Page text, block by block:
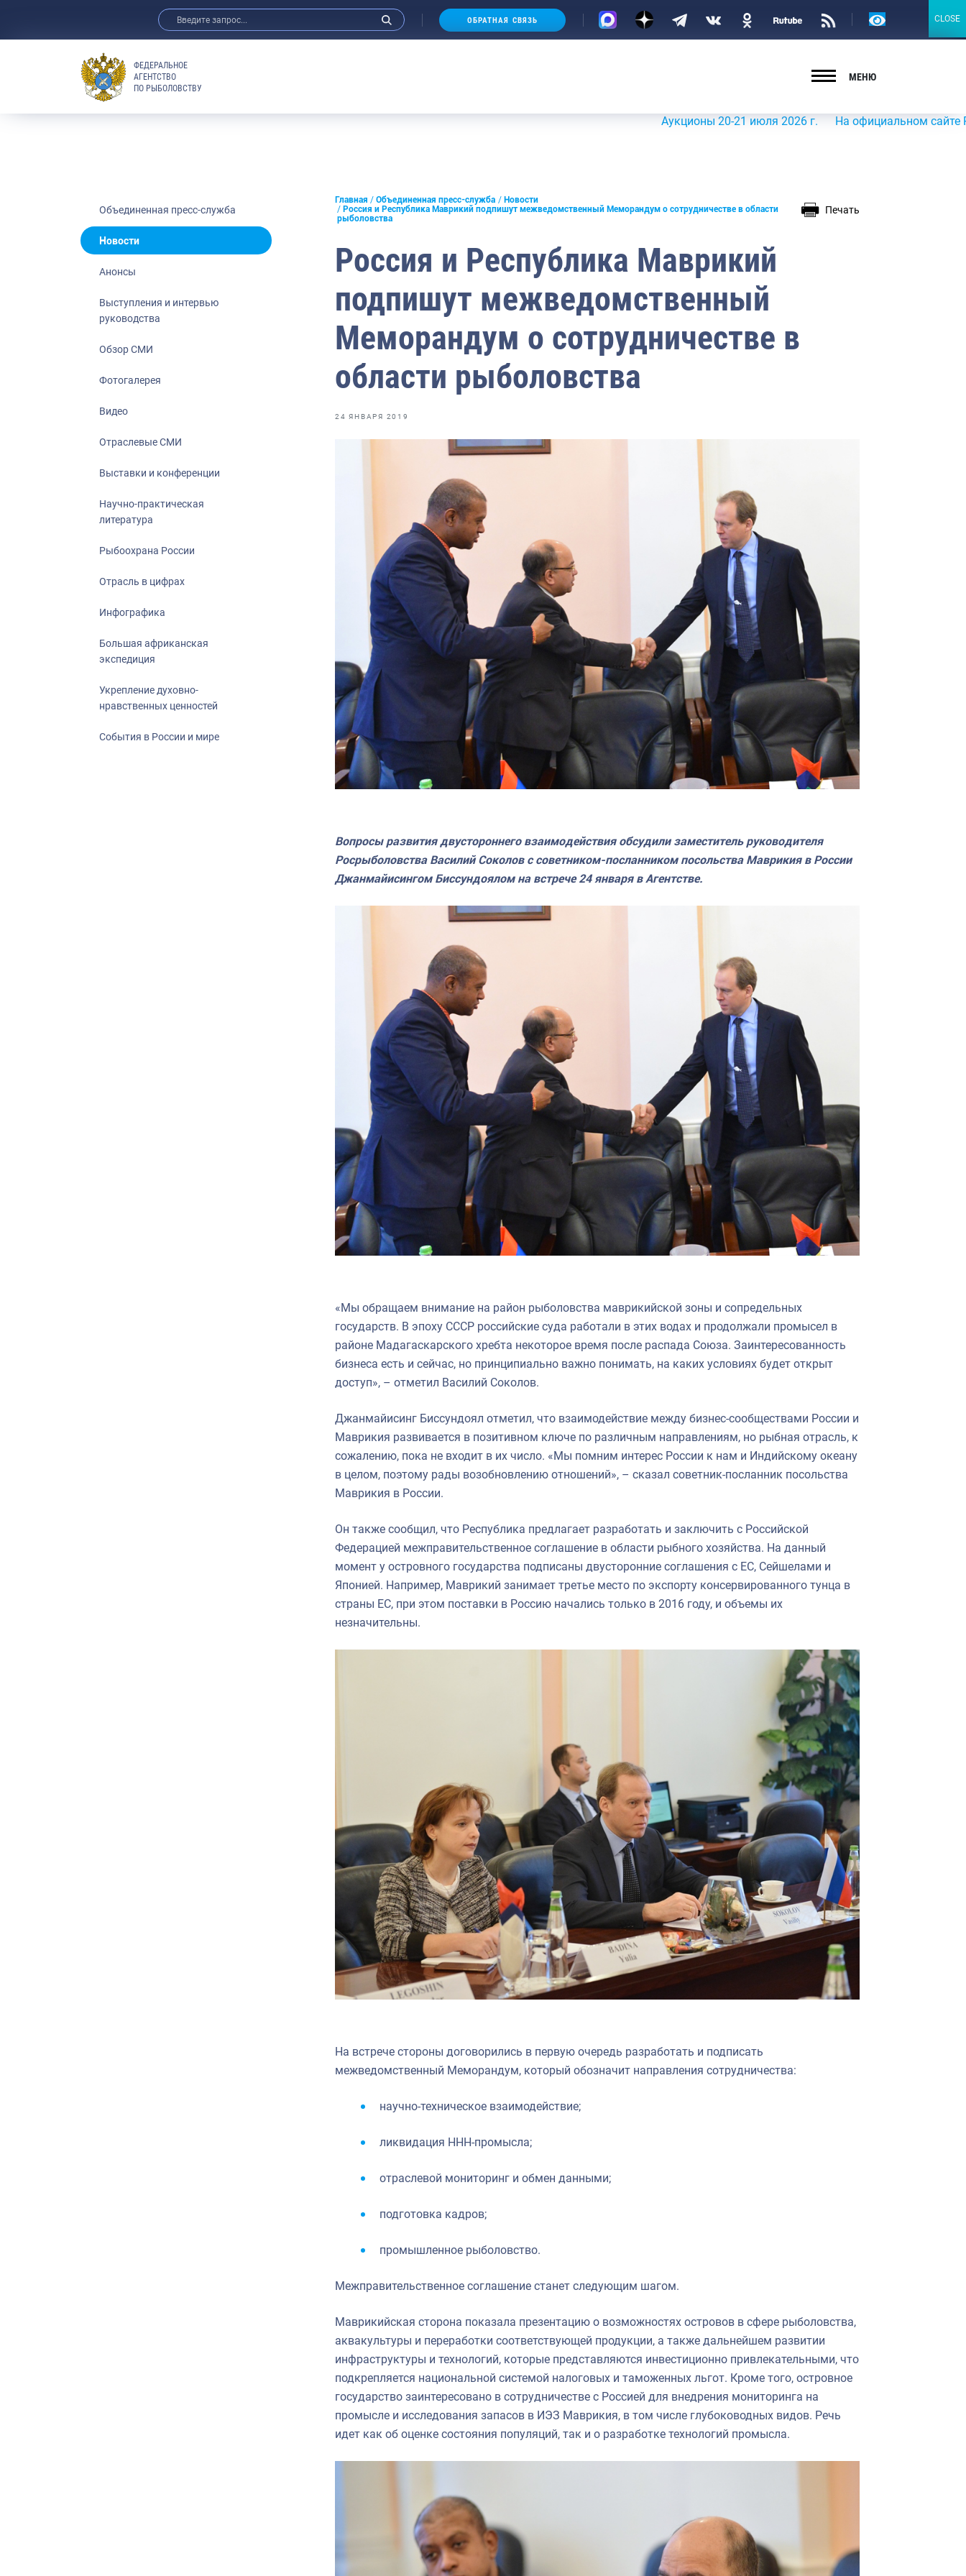
Анонсы
Отраслевые СМИ
Выставки и конференции
Отрасль в цифрах
Большая африканская экспедиция
ОБРАТНАЯ СВЯЗЬ
Версия
ФЕДЕРАЛЬНОЕ
АГЕНТСТВО
ПО РЫБОЛОВСТВУ
МЕНЮ
Аукционы 20-21 июля 2026 г. На официальном сайте
Объединенная пресс-служба
Новости
Анонсы
Выступления и интервью
руководства
Обзор СМИ
Фотогалерея
Видео
Отраслевые СМИ
Выставки и конференции
Научно-практическая
литература
Рыбоохрана России
Отрасль в цифрах
Инфографика
Большая африканская
экспедиция
Укрепление духовно-
нравственных ценностей
События в России и мире
Главная Объединенная пресс-служба
Новости
Россия и Республика Маврикий подпишут межведомственный Меморандум о сотрудничестве в области
рыболовства
Печать
Россия и Республика Маврикий
подпишут межведомственный
Меморандум о сотрудничестве в
области рыболовства
24 ЯНВАРЯ 2019
Вопросы развития двустороннего взаимодействия обсудили заместитель руководителя
Росрыболовства Василий Соколов с советником-посланником посольства Маврикия в России
Джанмайисингом Биссундоялом на встрече 24 января в Агентстве.
«Мы обращаем внимание на район рыболовства маврикийской зоны и сопредельных
государств. В эпоху СССР российские суда работали в этих водах и продолжали промысел в
районе Мадагаскарского хребта некоторое время после распада Союза. Заинтересованность
бизнеса есть и сейчас, но принципиально важно понимать, на каких условиях будет открыт
доступ», – отметил Василий Соколов.
Джанмайисинг Биссундоял отметил, что взаимодействие между бизнес-сообществами России и
Маврикия развивается в позитивном ключе по различным направлениям, но рыбная отрасль, к
сожалению, пока не входит в их число. «Мы помним интерес России к нам и Индийскому океану
в целом, поэтому рады возобновлению отношений», – сказал советник-посланник посольства
Маврикия в России.
Он также сообщил, что Республика предлагает разработать и заключить с Российской
Федерацией межправительственное соглашение в области рыбного хозяйства. На данный
момент у островного государства подписаны двусторонние соглашения с ЕС, Сейшелами и
Японией. Например, Маврикий занимает третье место по экспорту консервированного тунца в
страны ЕС, при этом поставки в Россию начались только в 2016 году, и объемы их
незначительны.
На встрече стороны договорились в первую очередь разработать и подписать
межведомственный Меморандум, который обозначит направления сотрудничества:
научно-техническое взаимодействие;
ликвидация ННН-промысла;
отраслевой мониторинг и обмен данными;
подготовка кадров;
промышленное рыболовство.
Межправительственное соглашение станет следующим шагом.
Маврикийская сторона показала презентацию о возможностях островов в сфере рыболовства,
аквакультуры и переработки соответствующей продукции, а также дальнейшем развитии
инфраструктуры и технологий, которые представляются инвестиционно привлекательными, что
подкрепляется национальной системой налоговых и таможенных льгот. Кроме того, островное
государство заинтересовано в сотрудничестве с Россией для внедрения мониторинга на
промысле и исследования запасов в ИЭЗ Маврикия, в том числе глубоководных видов. Речь
идет как об оценке состояния популяций, так и о разработке технологий промысла.
CLOSE
CLOSE